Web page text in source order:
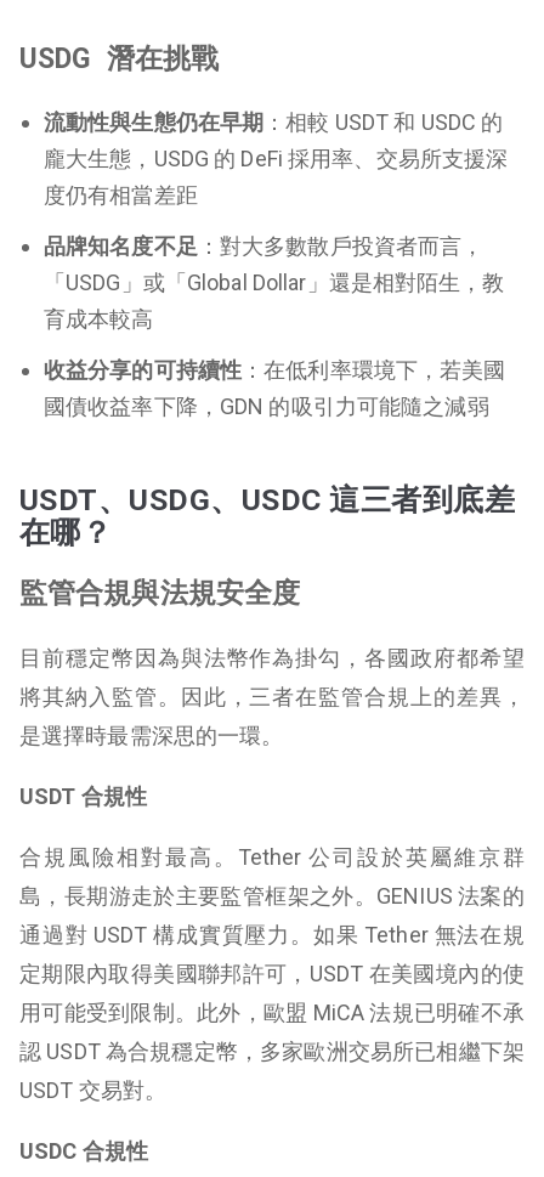
USDG 潛在挑戰
流動性與生態仍在早期 ：相較 USDT 和 USDC 的
龐大生態，USDG 的 DeFi 採用率、交易所支援深
度仍有相當差距
品牌知名度不足 ：對大多數散戶投資者而言，
「USDG」或「Global Dollar」還是相對陌生，教
育成本較高
收益分享的可持續性 ：在低利率環境下，若美國
國債收益率下降，GDN 的吸引力可能隨之減弱
USDT、USDG、USDC 這三者到底差
在哪？
監管合規與法規安全度
目前穩定幣因為與法幣作為掛勾，各國政府都希望
將其納入監管。因此，三者在監管合規上的差異，
是選擇時最需深思的一環。
USDT 合規性
合規風險相對最高。Tether 公司設於英屬維京群
島，長期游走於主要監管框架之外。GENIUS 法案的
通過對 USDT 構成實質壓力。如果 Tether 無法在規
定期限內取得美國聯邦許可，USDT 在美國境內的使
用可能受到限制。此外，歐盟 MiCA 法規已明確不承
認 USDT 為合規穩定幣，多家歐洲交易所已相繼下架
USDT 交易對。
USDC 合規性